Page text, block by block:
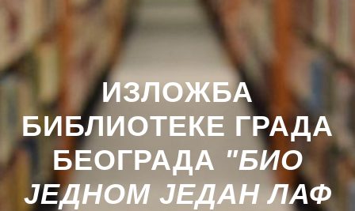
ИЗЛОЖБА
БИБЛИОТЕКЕ ГРАДА
БЕОГРАДА "БИО
ЈЕДНОМ ЈЕДАН ЛАФ